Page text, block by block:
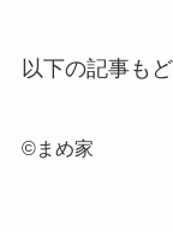
以下の記事もど
©まめ家